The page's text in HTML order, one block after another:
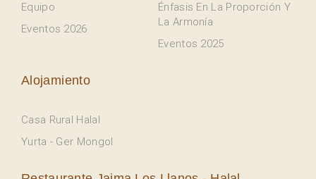
Equipo
Eventos 2026
Énfasis En La Proporción Y
La Armonía
Eventos 2025
Alojamiento
Casa Rural Halal
Yurta - Ger Mongol